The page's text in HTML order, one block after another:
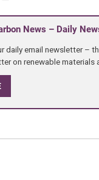
News – Daily
daily email newsletter –
on renewable materials